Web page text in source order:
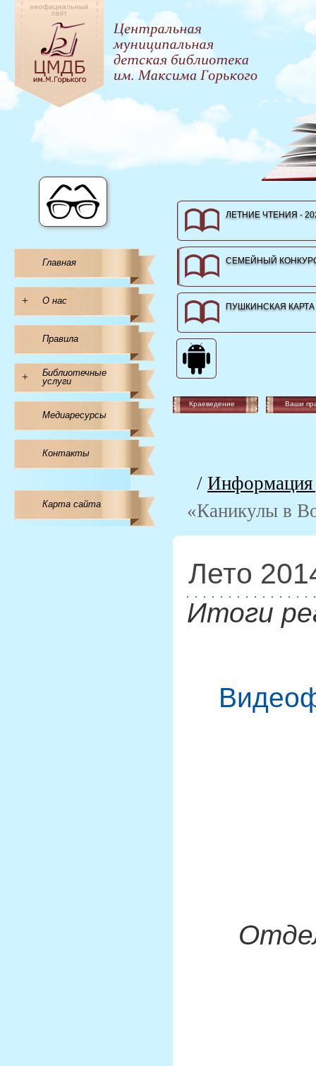
Главная
+ О нас
Правила
+
Библиотечные
услуги
Медиаресурсы
Контакты
Карта сайта
ЛЕТНИЕ ЧТЕНИЯ -
СЕМЕЙНЫЙ
ПУШКИНСКАЯ КАРТА
Краеведение Ваши
/ Информация
«Каникулы в
Лето
Итоги